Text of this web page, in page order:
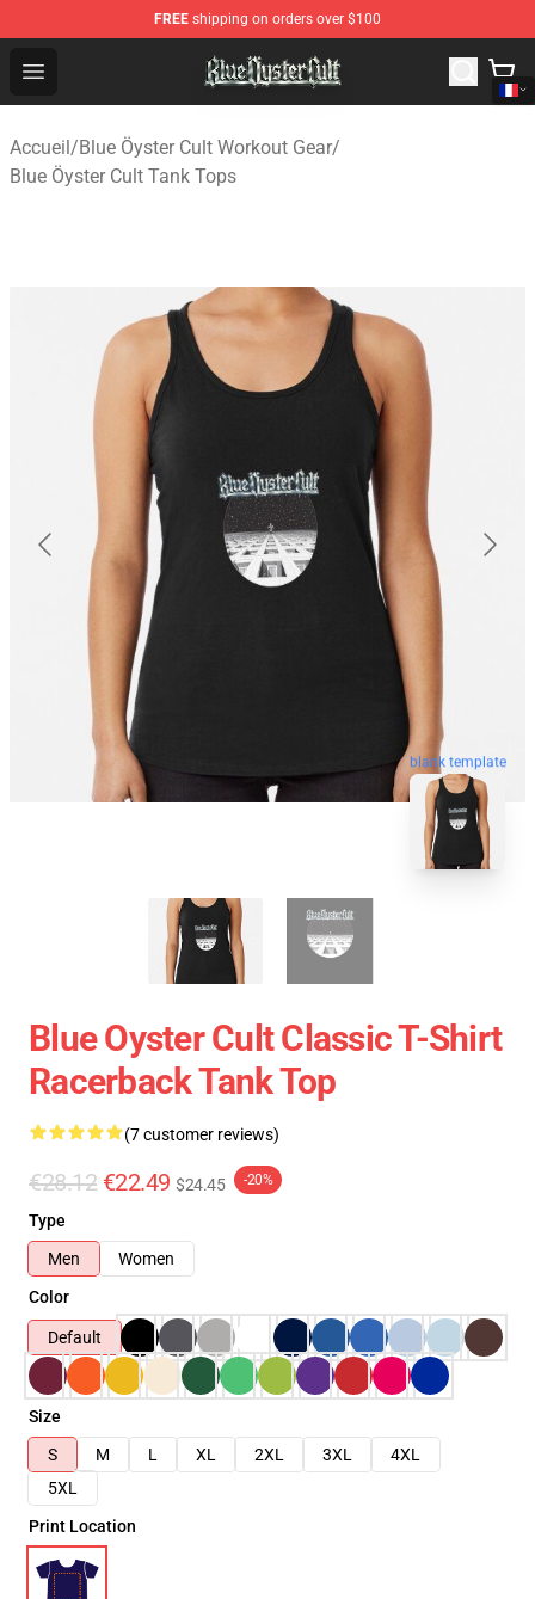
FREE shipping on orders over $100
Open menu
Blue Öyster Cult Store - Official Blue Öyster Cult
Accueil/Blue Öyster Cult Workout Gear/
Blue Öyster Cult Tank Tops
blank template
Blue Oyster Cult Classic T-Shirt
Racerback Tank Top
(7 customer reviews)
€28.12 €22.49 $24.45 -20%
Type
Men
Women
Color
Default
Size
S
M L XL 2XL 3XL
4XL
5XL
Print Location